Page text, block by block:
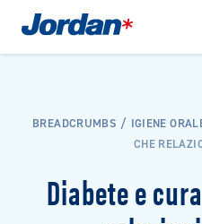
BREADCRUMBS IGIENE
CHE
Diabete e